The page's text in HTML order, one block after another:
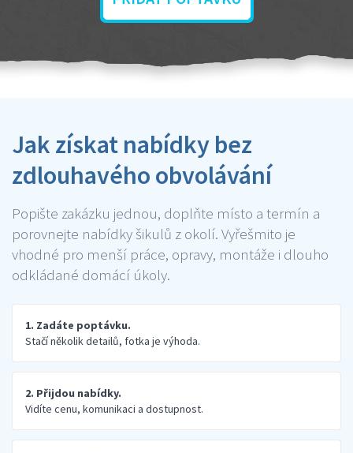
Jak získat nabídky bez
zdlouhavého obvolávání
Popište zakázku jednou, doplňte místo a termín a
porovnejte nabídky šikulů z okolí. Vyřešmito je
vhodné pro menší práce, opravy, montáže i dlouho
odkládané domácí úkoly.
1. Zadáte poptávku.
Stačí několik detailů, fotka je výhoda.
2. Přijdou nabídky.
Vidíte cenu, komunikaci a dostupnost.